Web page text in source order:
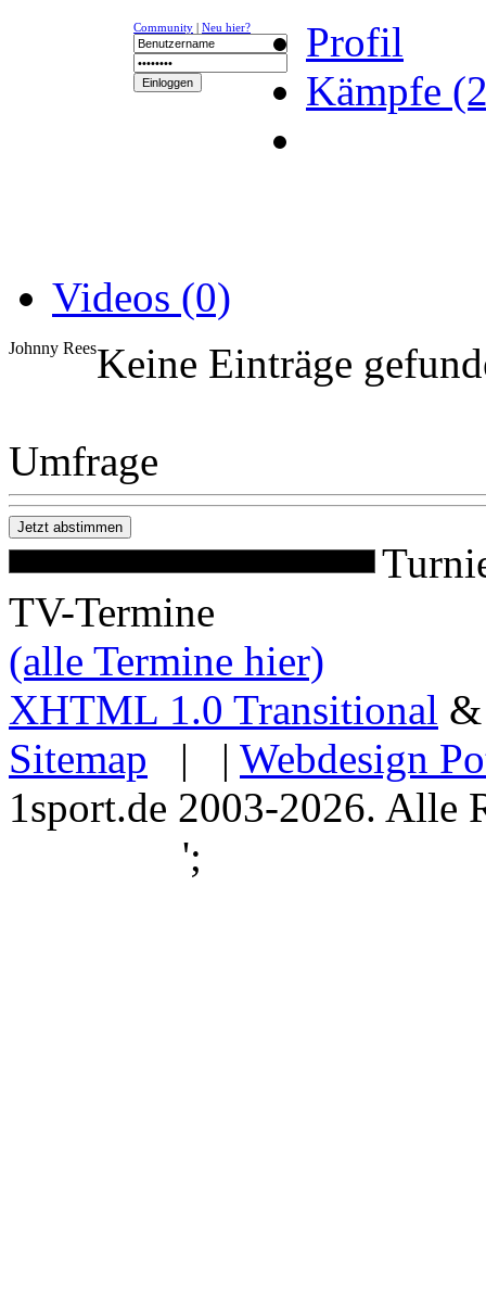
Community | Neu hier?
Profil
Kämpfe
Videos (0)
Johnny ReesKeine Einträge
Umfrage
TV-Termine
(alle Termine hier)
XHTML 1.0 Transitional
Sitemap | | Webdesign
1sport.de 2003-2026. Alle
';